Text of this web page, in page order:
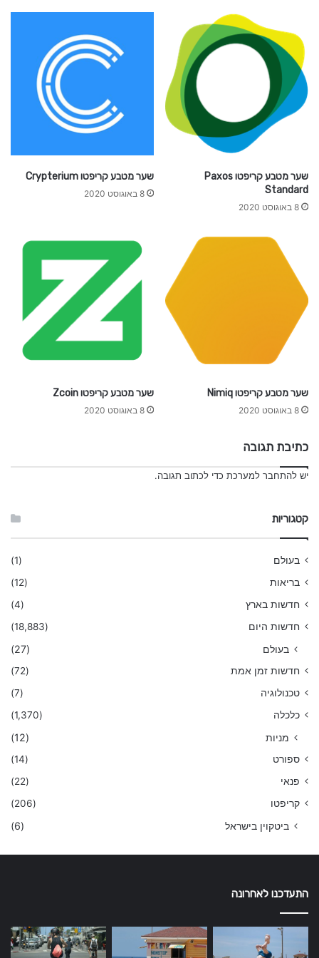
שער מטבע קריפטו Paxos
Standard
8 באוגוסט 2020
שער מטבע קריפטו Crypterium
8 באוגוסט 2020
שער מטבע קריפטו Nimiq
8 באוגוסט 2020
שער מטבע קריפטו Zcoin
8 באוגוסט 2020
כתיבת תגובה
יש להתחבר למערכת כדי לכתוב תגובה.
קטגוריות
בעולם
(1)
בריאות
(12)
חדשות בארץ
(4)
חדשות היום
(18,883)
בעולם (27)
חדשות זמן אמת
(72)
טכנולוגיה
(7)
כלכלה
(1,370)
מניות (12)
ספורט
(14)
פנאי
(22)
קריפטו
(206)
ביטקוין בישראל (6)
התעדכנו לאחרונה